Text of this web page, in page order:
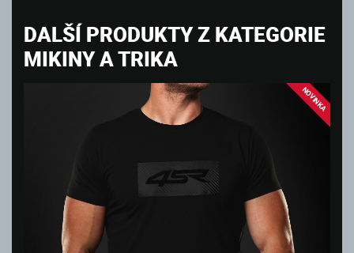
DALŠÍ PRODUKTY Z KATEGORIE
MIKINY A TRIKA
NOVINKA